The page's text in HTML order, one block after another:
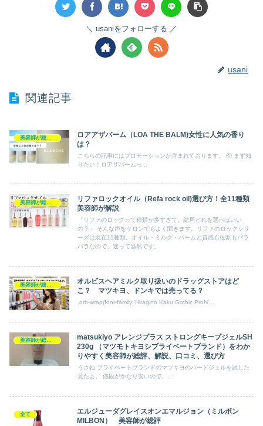
usaniをフォローする
usani
関連記事
ロアアザバーム（LOA THE BALM)女性に人気の香り
は？
こちらの記事にはプロモーションが含まれております。 ① まず知
りたい！ロアザバームっ...
リファロックオイル（Refa rock oil)選び方！全11種類
美容師が解説
「リファのロックって種類が多すぎて、結局どれを選べばいい
の？」 そんな声をサロンでもよく聞きます。リファのロックシリ
ーズは現在11種類。オイル・ミルク・バームと質感も役割もバラ
バラなので、迷って当然です。
オルビスヘアミルク取り扱いのドラッグストアはど
こ？ マツキヨ、ドンキでは売ってる？
.orb-wrap{font-family:'Hiragino Kaku Gothic ProN'...
美容師が総評 アウトバス
matsukiyo アレンジプラス ストロングキープジェルSH
230g （マツモトキヨシプライベートブランド）をわか
りやすく美容師が総評、解説、口コミ、選び方
うさね プライベートブランドのマツキヨのハードジェルを試した
見たよ。 値段がかなり安いので、...
全て
エルジューダグレイスオンエマルジョン（ミルボン
MILBON） 美容師が総評